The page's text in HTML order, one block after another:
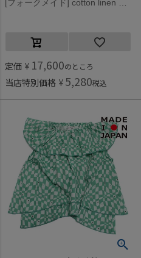
[フォークメイド] cotton linen playing card ワイドパンツ アイボリー×ブラック
定価 ¥ 17,600のところ
当店特別価格 ¥ 5,280税込